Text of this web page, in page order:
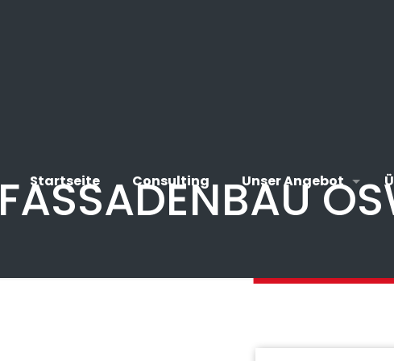
Startseite Consulting Unser Angebot
FASSADENBAU